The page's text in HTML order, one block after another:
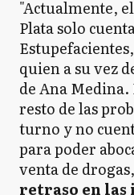
"Actualmente,
Plata solo
quien a su vez
de Ana
resto de las
turno y no
para poder
venta de
retraso en